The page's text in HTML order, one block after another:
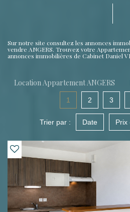
Sur notre site consultez les annonces
vendre ANGERS. Trouvez votre
annonces immobilières de Cabinet Daniel
Location Appartement ANGERS
1 2 3
Trier par : Date Prix